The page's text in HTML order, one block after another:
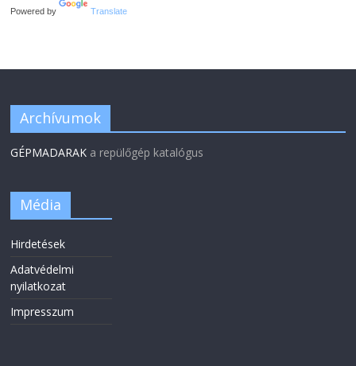
Powered by Translate
Archívumok
GÉPMADARAK a repülőgép katalógus
Média
Hirdetések
Adatvédelmi
nyilatkozat
Impresszum